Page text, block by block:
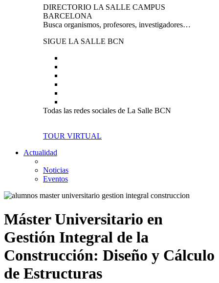
DIRECTORIO LA SALLE CAMPUS
BARCELONA
Busca organismos, profesores, investigadores…
SIGUE LA SALLE BCN
Todas las redes sociales de La Salle BCN
TOUR VIRTUAL
Actualidad
Noticias
Eventos
Máster Universitario en
Gestión Integral de la
Construcción: Diseño y Cálculo
de Estructuras